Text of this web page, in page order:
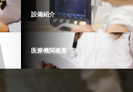
設備紹介
医療機関概要